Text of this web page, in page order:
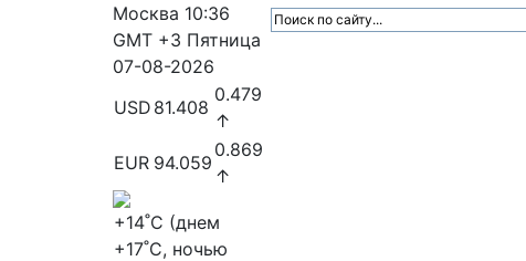
Москва 10:36
GMT +3 Пятница
07-08-2026
USD 81.408
0.479
↑
EUR 94.059
0.869
↑
+14˚C (днем
+17˚C, ночью